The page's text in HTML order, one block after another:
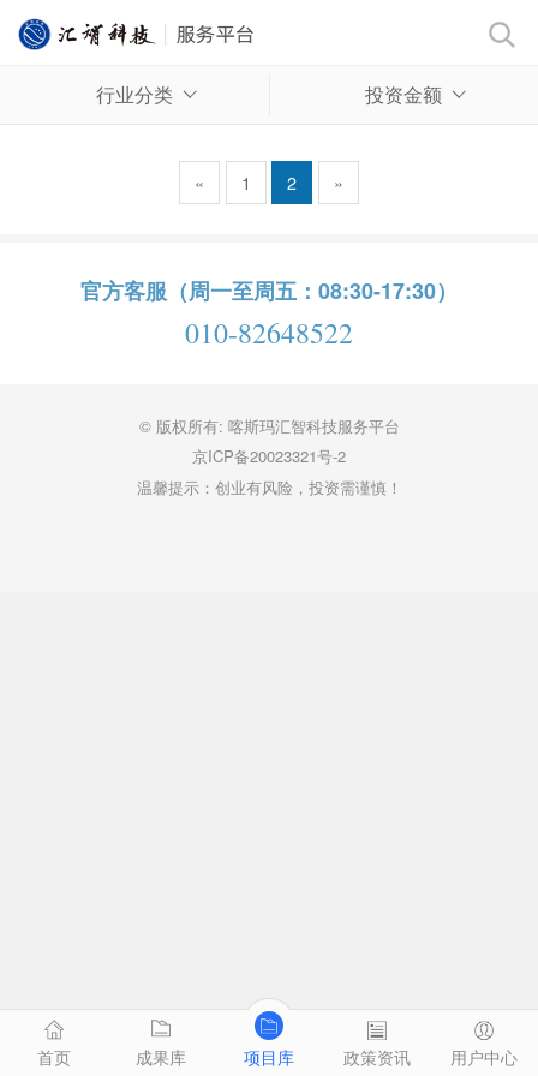
行业分类 投资金额
« 1 2 »
首页 成果库 项目库 政策资讯 用户中心
官方客服（周一至周五：08:30-17:30）
010-82648522
© 版权所有: 喀斯玛汇智科技服务平台
京ICP备20023321号-2
温馨提示：创业有风险，投资需谨慎！